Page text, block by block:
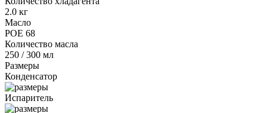
2.0 кг
Масло
POE 68
Количество масла
250 / 300 мл
Размеры
Конденсатор
Испаритель